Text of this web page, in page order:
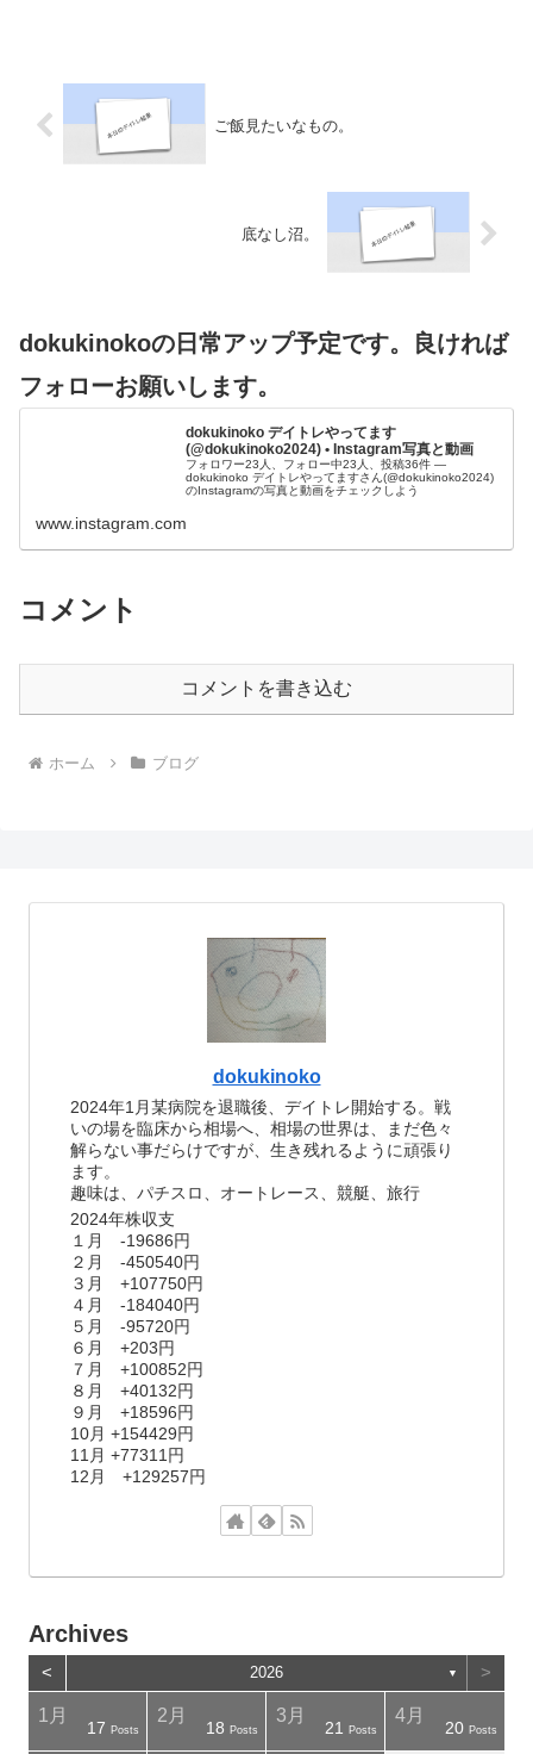
ご飯見たいなもの。
底なし沼。
dokukinokoの日常アップ予定です。良ければ
フォローお願いします。
dokukinoko デイトレやってます
(@dokukinoko2024) • Instagram写真と動画
フォロワー23人、フォロー中23人、投稿36件 ―
dokukinoko デイトレやってますさん(@dokukinoko2024)
のInstagramの写真と動画をチェックしよう
www.instagram.com
コメント
コメントを書き込む
ホーム ブログ
dokukinoko
2024年1月某病院を退職後、デイトレ開始する。戦
いの場を臨床から相場へ、相場の世界は、まだ色々
解らない事だらけですが、生き残れるように頑張り
ます。
趣味は、パチスロ、オートレース、競艇、旅行
2024年株収支
１月 -19686円
２月 -450540円
３月 +107750円
４月 -184040円
５月 -95720円
６月 +203円
７月 +100852円
８月 +40132円
９月 +18596円
10月 +154429円
11月 +77311円
12月 +129257円
Archives
< 2026 ▼ >
1月
17 Posts
2月
18 Posts
3月
21 Posts
4月
20 Posts